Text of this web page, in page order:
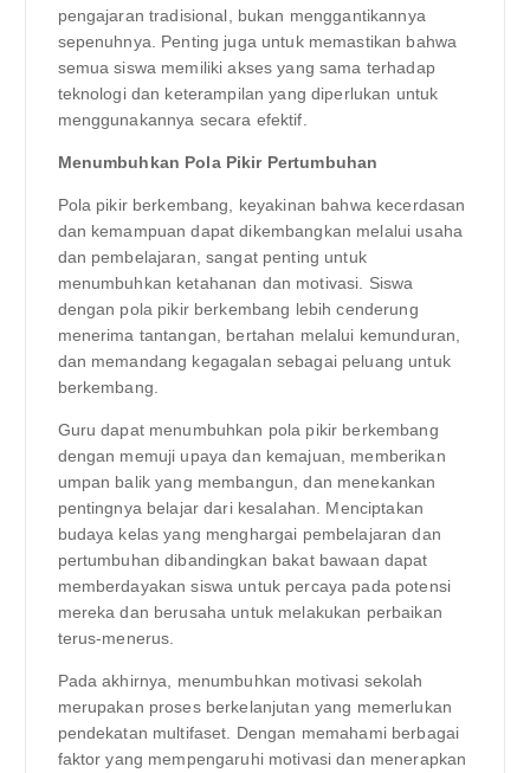
pengajaran tradisional, bukan menggantikannya
sepenuhnya. Penting juga untuk memastikan bahwa
semua siswa memiliki akses yang sama terhadap
teknologi dan keterampilan yang diperlukan untuk
menggunakannya secara efektif.
Menumbuhkan Pola Pikir Pertumbuhan
Pola pikir berkembang, keyakinan bahwa kecerdasan
dan kemampuan dapat dikembangkan melalui usaha
dan pembelajaran, sangat penting untuk
menumbuhkan ketahanan dan motivasi. Siswa
dengan pola pikir berkembang lebih cenderung
menerima tantangan, bertahan melalui kemunduran,
dan memandang kegagalan sebagai peluang untuk
berkembang.
Guru dapat menumbuhkan pola pikir berkembang
dengan memuji upaya dan kemajuan, memberikan
umpan balik yang membangun, dan menekankan
pentingnya belajar dari kesalahan. Menciptakan
budaya kelas yang menghargai pembelajaran dan
pertumbuhan dibandingkan bakat bawaan dapat
memberdayakan siswa untuk percaya pada potensi
mereka dan berusaha untuk melakukan perbaikan
terus-menerus.
Pada akhirnya, menumbuhkan motivasi sekolah
merupakan proses berkelanjutan yang memerlukan
pendekatan multifaset. Dengan memahami berbagai
faktor yang mempengaruhi motivasi dan menerapkan